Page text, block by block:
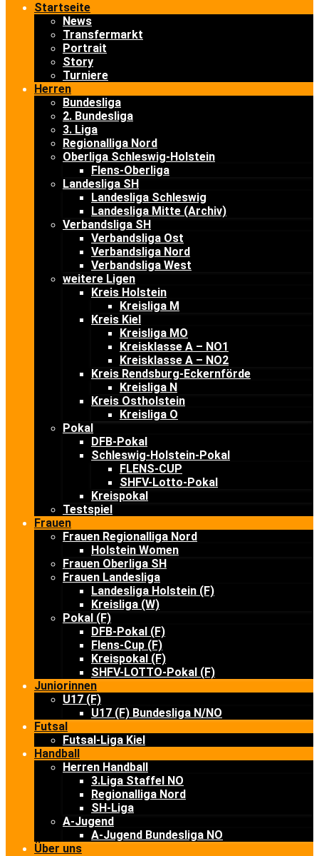
Startseite
News
Transfermarkt
Portrait
Story
Turniere
Herren
Bundesliga
2. Bundesliga
3. Liga
Regionalliga Nord
Oberliga Schleswig-Holstein
Flens-Oberliga
Landesliga SH
Landesliga Schleswig
Landesliga Mitte (Archiv)
Verbandsliga SH
Verbandsliga Ost
Verbandsliga Nord
Verbandsliga West
weitere Ligen
Kreis Holstein
Kreisliga M
Kreis Kiel
Kreisliga MO
Kreisklasse A – NO1
Kreisklasse A – NO2
Kreis Rendsburg-Eckernförde
Kreisliga N
Kreis Ostholstein
Kreisliga O
Pokal
DFB-Pokal
Schleswig-Holstein-Pokal
FLENS-CUP
SHFV-Lotto-Pokal
Kreispokal
Testspiel
Frauen
Frauen Regionalliga Nord
Holstein Women
Frauen Oberliga SH
Frauen Landesliga
Landesliga Holstein (F)
Kreisliga (W)
Pokal (F)
DFB-Pokal (F)
Flens-Cup (F)
Kreispokal (F)
SHFV-LOTTO-Pokal (F)
Juniorinnen
U17 (F)
U17 (F) Bundesliga N/NO
Futsal
Futsal-Liga Kiel
Handball
Herren Handball
3.Liga Staffel NO
Regionalliga Nord
SH-Liga
A-Jugend
A-Jugend Bundesliga NO
Über uns